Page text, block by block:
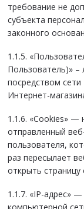
требование не
субъекта
законного
1.1.5.
Пользователь)»
посредством
Интернет-
1.1.6. «Cookies»
отправленный
пользователя,
раз пересылает
открыть
1.1.7. «IP-адрес»